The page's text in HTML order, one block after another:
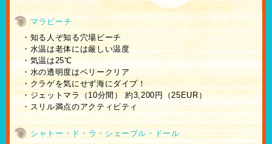
マラビーチ
・知る人ぞ知る穴場ビーチ
・水温は老体には厳しい温度
・気温は25℃
・水の透明度はベリークリア
・クラゲを気にせず海にダイブ！
・ジェットマラ（10分間） 約3,200円（25EUR）
・スリル満点のアクティビティ
シャトー・ド・ラ・シェーブル・ドール